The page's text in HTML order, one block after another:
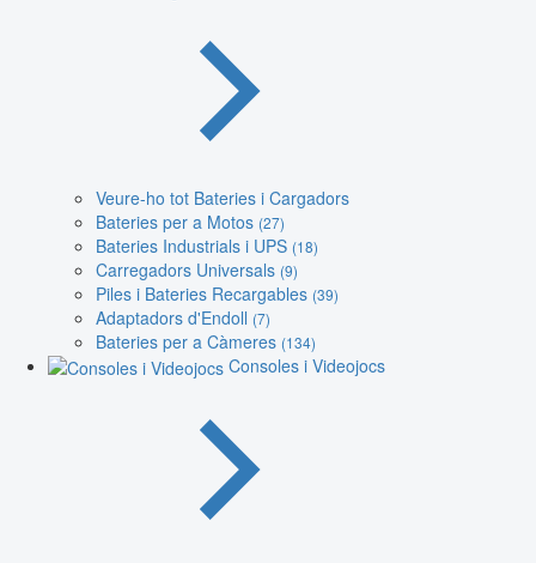
Veure-ho tot Bateries i Cargadors
Bateries per a Motos (27)
Bateries Industrials i UPS (18)
Carregadors Universals (9)
Piles i Bateries Recargables (39)
Adaptadors d'Endoll (7)
Bateries per a Càmeres (134)
Consoles i Videojocs